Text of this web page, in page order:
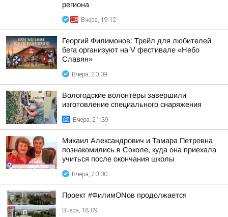
региона
Вчера, 19:12
Георгий Филимонов: Трейл для любителей
бега организуют на V фестивале «Небо
Славян»
Вчера, 20:09
Вологодские волонтёры завершили
изготовление специального снаряжения
Вчера, 21:39
Михаил Александрович и Тамара Петровна
познакомились в Соколе, куда она приехала
учиться после окончания школы
Вчера, 20:00
Проект #ФилимONов продолжается
Вчера, 18:09